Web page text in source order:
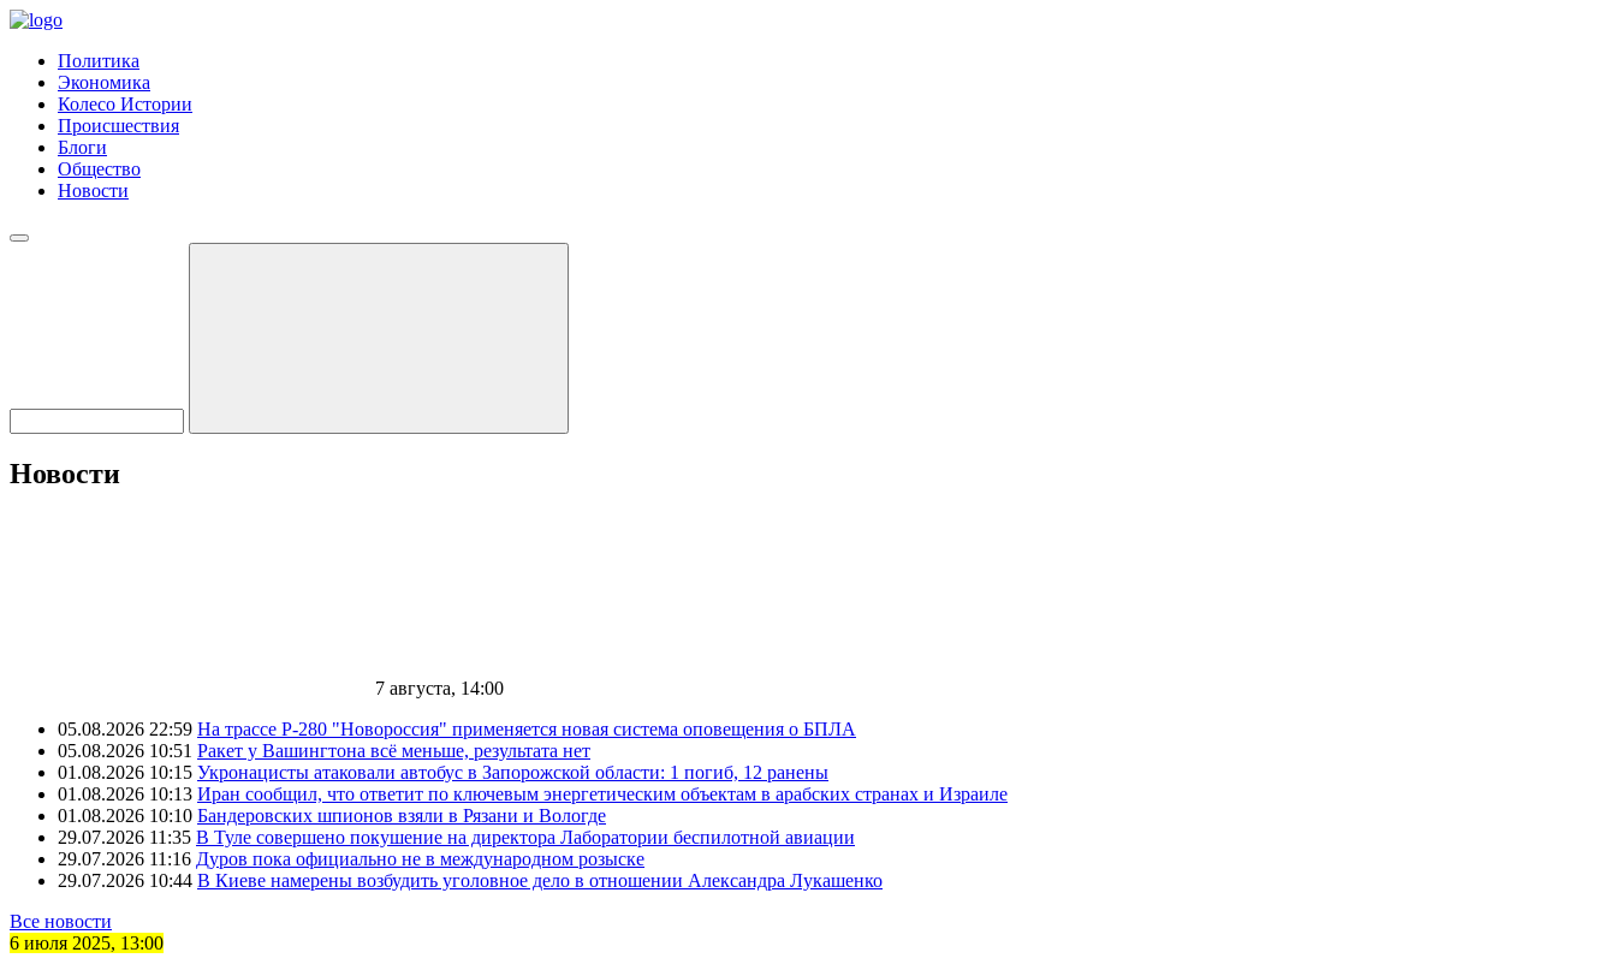
Политика
Экономика
Колесо Истории
Происшествия
Блоги
Общество
Новости
Новости
7 августа, 14:00
05.08.2026 22:59 На трассе Р-280 "Новороссия" применяется новая система оповещения о БПЛА
05.08.2026 10:51 Ракет у Вашингтона всё меньше, результата нет
01.08.2026 10:15 Укронацисты атаковали автобус в Запорожской области: 1 погиб, 12 ранены
01.08.2026 10:13 Иран сообщил, что ответит по ключевым энергетическим объектам в арабских странах и Израиле
01.08.2026 10:10 Бандеровских шпионов взяли в Рязани и Вологде
29.07.2026 11:35 В Туле совершено покушение на директора Лаборатории беспилотной авиации
29.07.2026 11:16 Дуров пока официально не в международном розыске
29.07.2026 10:44 В Киеве намерены возбудить уголовное дело в отношении Александра Лукашенко
Все новости
6 июля 2025, 13:00